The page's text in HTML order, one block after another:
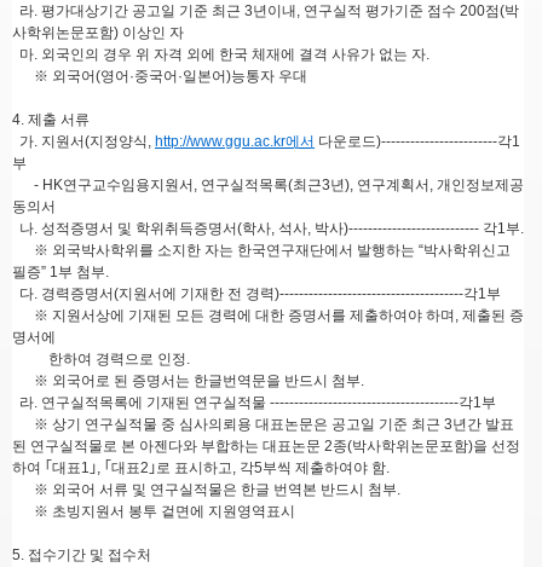
라. 평가대상기간 공고일 기준 최근 3년이내, 연구실적 평가기준 점수 200점(박
사학위논문포함) 이상인 자
마. 외국인의 경우 위 자격 외에 한국 체재에 결격 사유가 없는 자.
※ 외국어(영어·중국어·일본어)능통자 우대
4. 제출 서류
가. 지원서(지정양식, http://www.ggu.ac.kr에서 다운로드)------------------------각1
부
- HK연구교수임용지원서, 연구실적목록(최근3년), 연구계획서, 개인정보제공
동의서
나. 성적증명서 및 학위취득증명서(학사, 석사, 박사)--------------------------- 각1부.
※ 외국박사학위를 소지한 자는 한국연구재단에서 발행하는 “박사학위신고
필증” 1부 첨부.
다. 경력증명서(지원서에 기재한 전 경력)--------------------------------------각1부
※ 지원서상에 기재된 모든 경력에 대한 증명서를 제출하여야 하며, 제출된 증
명서에
한하여 경력으로 인정.
※ 외국어로 된 증명서는 한글번역문을 반드시 첨부.
라. 연구실적목록에 기재된 연구실적물 ---------------------------------------각1부
※ 상기 연구실적물 중 심사의뢰용 대표논문은 공고일 기준 최근 3년간 발표
된 연구실적물로 본 아젠다와 부합하는 대표논문 2종(박사학위논문포함)을 선정
하여 ｢대표1｣, ｢대표2｣로 표시하고, 각5부씩 제출하여야 함.
※ 외국어 서류 및 연구실적물은 한글 번역본 반드시 첨부.
※ 초빙지원서 봉투 겉면에 지원영역표시
5. 접수기간 및 접수처